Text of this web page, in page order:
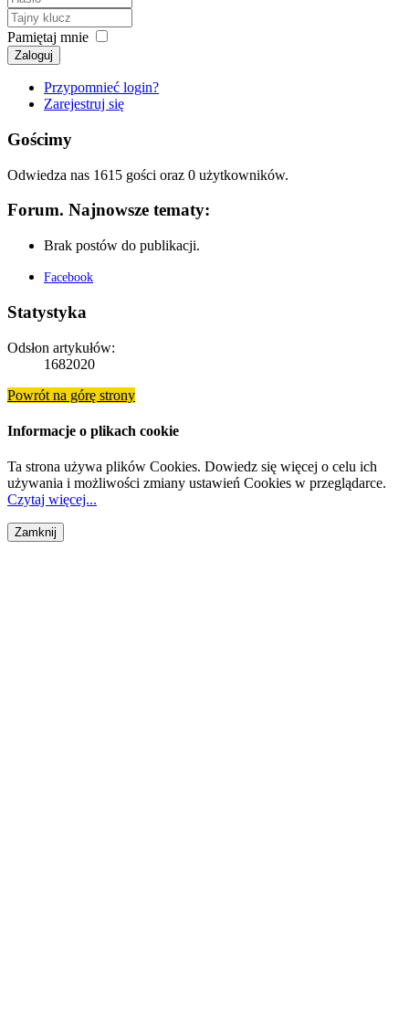
Pamiętaj mnie
Zaloguj
Przypomnieć login?
Zarejestruj się
Gościmy
Odwiedza nas 1615 gości oraz 0 użytkowników.
Forum. Najnowsze tematy:
Brak postów do publikacji.
Facebook
Statystyka
Odsłon artykułów:
1682020
Powrót na górę strony
Informacje o plikach cookie
Ta strona używa plików Cookies. Dowiedz się więcej o celu ich
używania i możliwości zmiany ustawień Cookies w przeglądarce.
Czytaj więcej...